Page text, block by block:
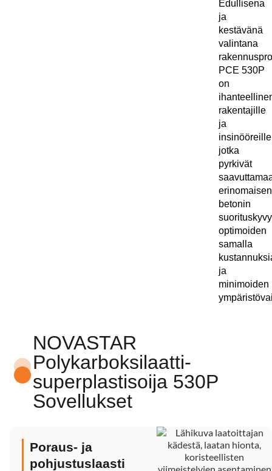
Edullisena
ja
kestävänä
valintana
PCE 530P
on
rakentajille
ja
jotka
pyrkivät
erinomaisen
betonin
optimoiden
samalla
ja
minimoiden
NOVASTAR
Polykarboksilaatti-
superplastisoija 530P
Sovellukset
Poraus- ja
pohjustuslaasti